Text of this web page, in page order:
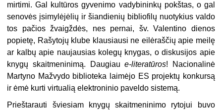
mirtimi. Gal kultūros gyvenimo vadybininkų pokštas, o gal
senovės įsimylėjėlių ir šiandienių bibliofilų nuotykius valdo
tos pačios žvaigždės, nes pernai, šv. Valentino dienos
popietę, Rašytojų klube klausiausi ne eilėraščių apie meilę
ar kalbų apie naujausias kolegų knygas, o diskusijos apie
knygų skaitmeninimą. Daugiaue-literatūros! Nacionalinė
Martyno Mažvydo biblioteka laimėjo ES projektų konkursą
ir ėmė kurti virtualią elektroninio paveldo sistemą.
Prieštarauti šviesiam knygų skaitmeninimo rytojui buvo